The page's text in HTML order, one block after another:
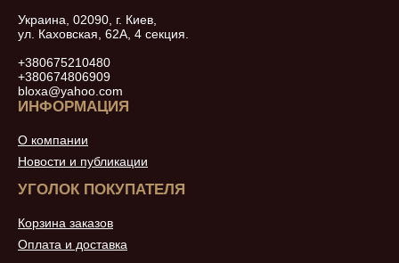
Украина, 02090, г. Киев,
ул. Каховская, 62А, 4 секция.
+380675210480
+380674806909
bloxa@yahoo.com
ИНФОРМАЦИЯ
О компании
Новости и публикации
УГОЛОК ПОКУПАТЕЛЯ
Корзина заказов
Оплата и доставка